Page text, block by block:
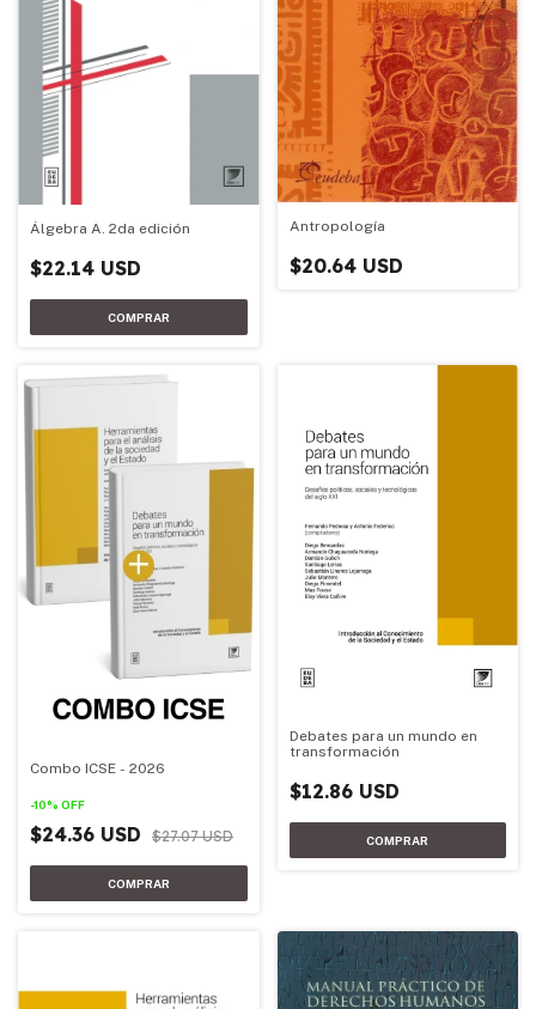
Álgebra A. 2da edición
$22.14 USD
Antropología
$20.64 USD
Combo ICSE - 2026
-10% OFF
$24.36 USD $27.07 USD
Debates para un mundo en
transformación
$12.86 USD